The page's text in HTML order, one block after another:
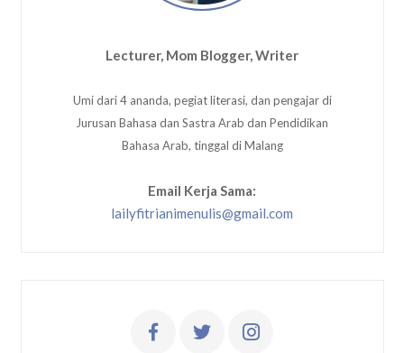
Lecturer, Mom Blogger, Writer
Umi dari 4 ananda, pegiat literasi, dan pengajar di
Jurusan Bahasa dan Sastra Arab dan Pendidikan
Bahasa Arab, tinggal di Malang
Email Kerja Sama:
lailyfitrianimenulis@gmail.com